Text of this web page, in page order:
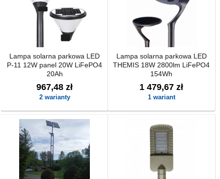
Lampa solarna parkowa LED
P-11 12W panel 20W LiFePO4
20Ah
967,48 zł
2 warianty
Lampa solarna parkowa LED
THEMIS 18W 2800lm LiFePO4
154Wh
1 479,67 zł
1 wariant